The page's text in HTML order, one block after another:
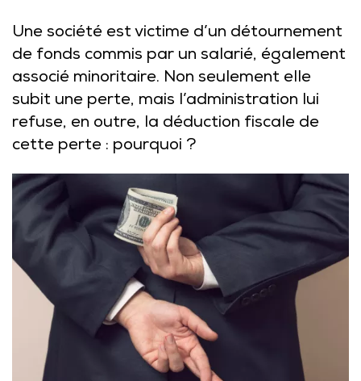
Une société est victime d’un détournement
de fonds commis par un salarié, également
associé minoritaire. Non seulement elle
subit une perte, mais l’administration lui
refuse, en outre, la déduction fiscale de
cette perte : pourquoi ?